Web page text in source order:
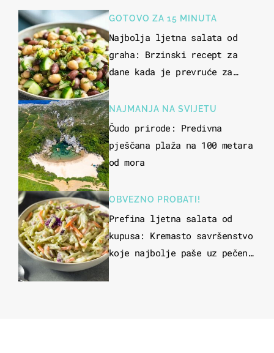
GOTOVO ZA 15 MINUTA
Najbolja ljetna salata od
graha: Brzinski recept za
dane kada je prevruće za
NAJMANJA NA SVIJETU
Čudo prirode: Predivna
pješčana plaža na 100 metara
od mora
OBVEZNO PROBATI!
Prefina ljetna salata od
kupusa: Kremasto savršenstvo
koje najbolje paše uz pečeno